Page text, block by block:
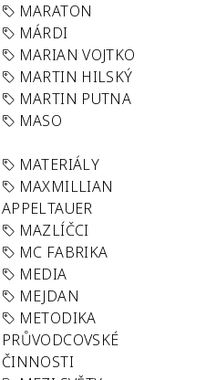
MARATON
MÁRDI
MARIAN VOJTKO
MARTIN HILSKÝ
MARTIN PUTNA
MASO
MATERIÁLY
MAXMILLIAN
APPELTAUER
MAZLÍČCI
MC FABRIKA
MEDIA
MEJDAN
METODIKA
PRŮVODCOVSKÉ
ČINNOSTI